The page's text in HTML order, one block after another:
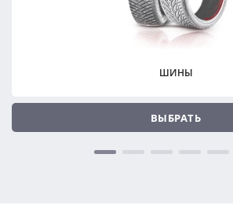
Сбросить
ШИНЫ
ВЫБРАТЬ